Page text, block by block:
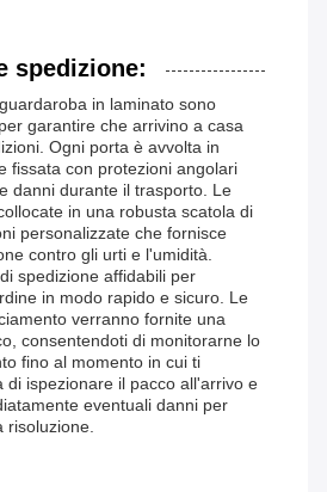
spedizione:
in laminato sono
garantire che arrivino a casa
Ogni porta è avvolta in
fissata con protezioni angolari
danni durante il trasporto. Le
in una robusta scatola di
personalizzate che fornisce
contro gli urti e l'umidità.
spedizione affidabili per
in modo rapido e sicuro. Le
verranno fornite una
consentendoti di monitorarne lo
fino al momento in cui ti
di ispezionare il pacco all'arrivo e
eventuali danni per
risoluzione.